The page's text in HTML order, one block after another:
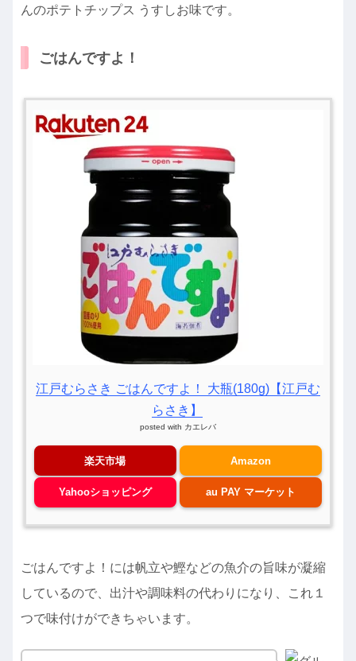
んのポテトチップス うすしお味です。
ごはんですよ！
江戸むらさき ごはんですよ！ 大瓶(180g)【江戸む
らさき】
posted with カエレバ
楽天市場 Amazon
Yahooショッピング au PAY マーケット
ごはんですよ！には帆立や鰹などの魚介の旨味が凝縮
しているので、出汁や調味料の代わりになり、これ１
つで味付けができちゃいます。